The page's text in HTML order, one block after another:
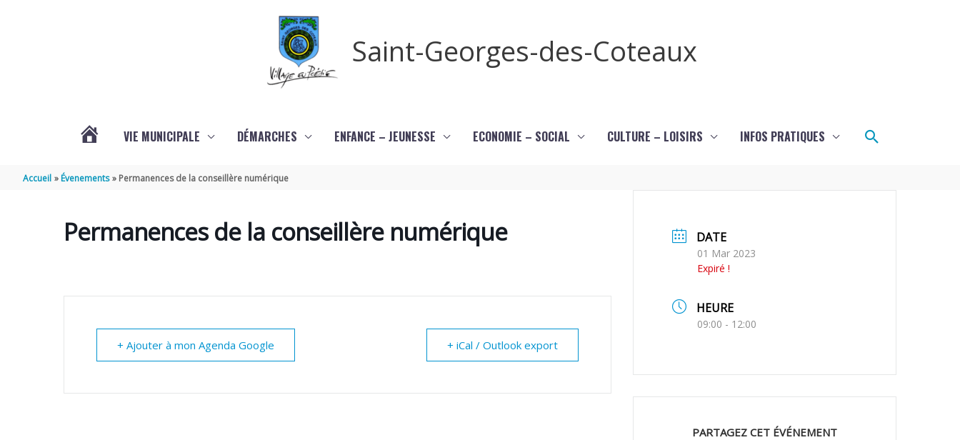
Saint-Georges-des-Coteaux
VIE MUNICIPALE DÉMARCHES ENFANCE – JEUNESSE ECONOMIE – SOCIAL CULTURE – LOISIRS INFOS PRATIQUES Rechercher
Accueil Évenements Permanences de la conseillère numérique
Permanences de la conseillère numérique
+ Ajouter à mon Agenda Google + iCal / Outlook export
DATE
01 Mar 2023
Expiré !
HEURE
09:00 - 12:00
PARTAGEZ CET ÉVÉNEMENT